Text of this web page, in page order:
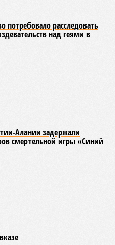
потребовало расследовать
над геями в
Алании задержали
смертельной игры «Синий